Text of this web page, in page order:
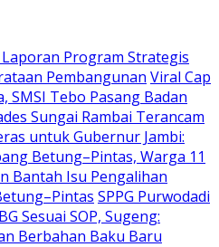
Program Strategis
Pembangunan Viral Cap
SMSI Tebo Pasang Badan
Sungai Rambai Terancam
untuk Gubernur Jambi:
Betung–Pintas, Warga 11
Bantah Isu Pengalihan
SPPG Purwodadi
Sesuai SOP, Sugeng:
Berbahan Baku Baru